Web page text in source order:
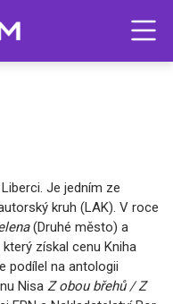
Je jedním ze
kruh (LAK). V roce
(Druhé město) a
získal cenu Kniha
podílel na antologii
Nisa Z obou břehů / Z